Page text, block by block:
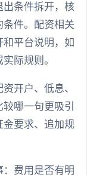
出条件拆开，核
件。配资相关
平台说明，如
际规则。
开户、低息、
哪一句更吸引
金要求、追加规
费用是否有明